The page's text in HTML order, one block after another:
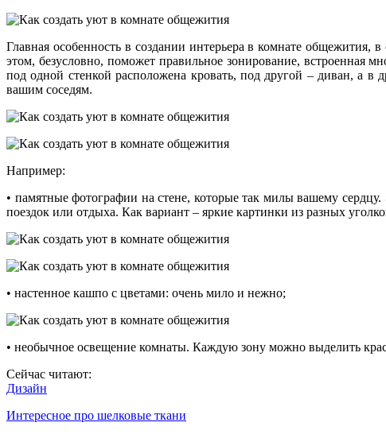
Главная особенность в создании интерьера в комнате
этом, безусловно, поможет правильное зонирование, встроенная
под одной стенкой расположена кровать, под другой – диван, а
вашим соседям.
Например:
• памятные фотографии на стене, которые так милы вашему
поездок или отдыха. Как вариант – яркие картинки из разных
• настенное кашпо с цветами: очень мило и нежно;
• необычное освещение комнаты. Каждую зону можно выделить
Сейчас читают:
Дизайн
Интересное про шелковые ткани